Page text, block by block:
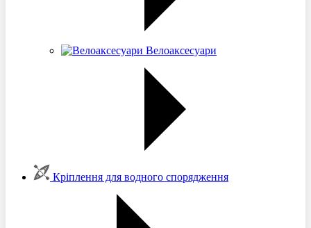
Велоаксесуари
Кріплення для водного спорядження